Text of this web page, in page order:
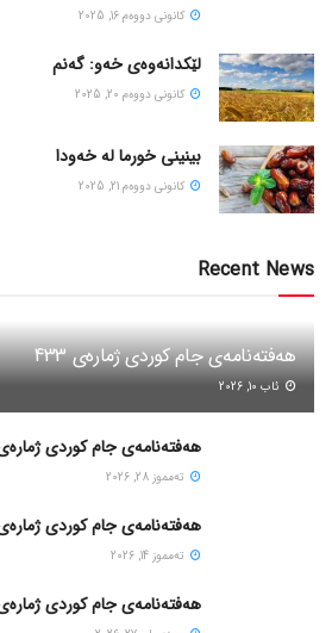
كانونی دووه‌م 16, 2025
لێکدانەوەی خەو: گەنم
كانونی دووه‌م 20, 2025
بینینی خورما لە خەودا
كانونی دووه‌م 21, 2025
Recent News
هەفتەنامەی جام کوردی ژمارەی 433
ئاب 10, 2026
هەفتەنامەی جام کوردی ژمارەی
ته‌مموز 28, 2026
هەفتەنامەی جام کوردی ژمارەی
ته‌مموز 14, 2026
هەفتەنامەی جام کوردی ژمارەی